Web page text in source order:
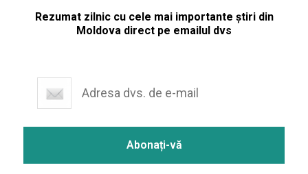
Rezumat zilnic cu cele mai importante știri din
Moldova direct pe emailul dvs